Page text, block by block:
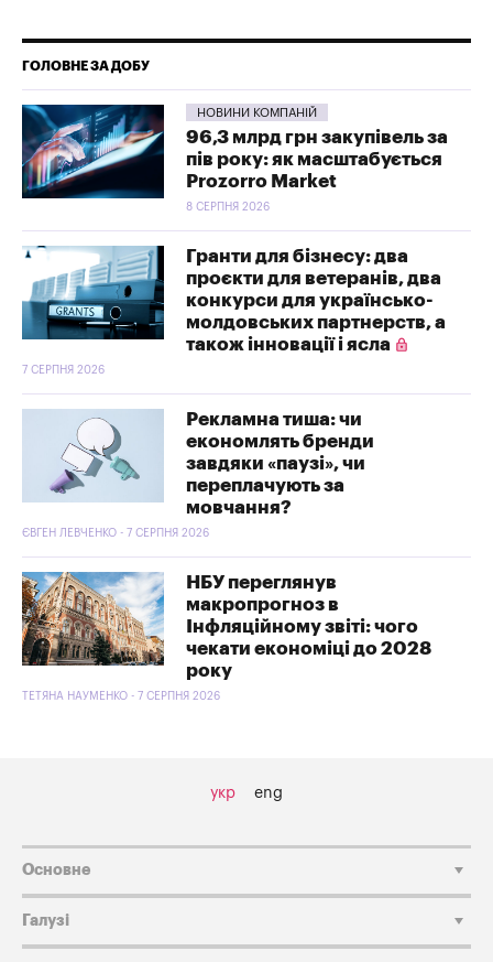
ГОЛОВНЕ ЗА ДОБУ
НОВИНИ КОМПАНІЙ
96,3 млрд грн закупівель за
пів року: як масштабується
Prozorro Market
8 СЕРПНЯ 2026
Гранти для бізнесу: два
проєкти для ветеранів, два
конкурси для українсько-
молдовських партнерств, а
також інновації і ясла
7 СЕРПНЯ 2026
Рекламна тиша: чи
економлять бренди
завдяки «паузі», чи
переплачують за
мовчання?
ЄВГЕН ЛЕВЧЕНКО - 7 СЕРПНЯ 2026
НБУ переглянув
макропрогноз в
Інфляційному звіті: чого
чекати економіці до 2028
року
ТЕТЯНА НАУМЕНКО - 7 СЕРПНЯ 2026
укр eng
Основне
Галузі